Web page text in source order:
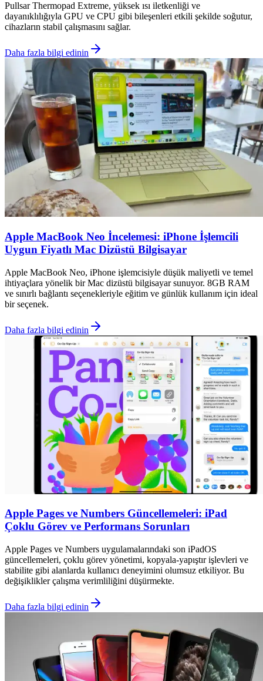
Pullsar Thermopad Extreme, yüksek ısı iletkenliği ve
dayanıklılığıyla GPU ve CPU gibi bileşenleri etkili şekilde soğutur,
cihazların stabil çalışmasını sağlar.
Daha fazla bilgi edinin
Apple MacBook Neo İncelemesi: iPhone İşlemcili
Uygun Fiyatlı Mac Dizüstü Bilgisayar
Apple MacBook Neo, iPhone işlemcisiyle düşük maliyetli ve temel
ihtiyaçlara yönelik bir Mac dizüstü bilgisayar sunuyor. 8GB RAM
ve sınırlı bağlantı seçenekleriyle eğitim ve günlük kullanım için ideal
bir seçenek.
Daha fazla bilgi edinin
Apple Pages ve Numbers Güncellemeleri: iPad
Çoklu Görev ve Performans Sorunları
Apple Pages ve Numbers uygulamalarındaki son iPadOS
güncellemeleri, çoklu görev yönetimi, kopyala-yapıştır işlevleri ve
stabilite gibi alanlarda kullanıcı deneyimini olumsuz etkiliyor. Bu
değişiklikler çalışma verimliliğini düşürmekte.
Daha fazla bilgi edinin